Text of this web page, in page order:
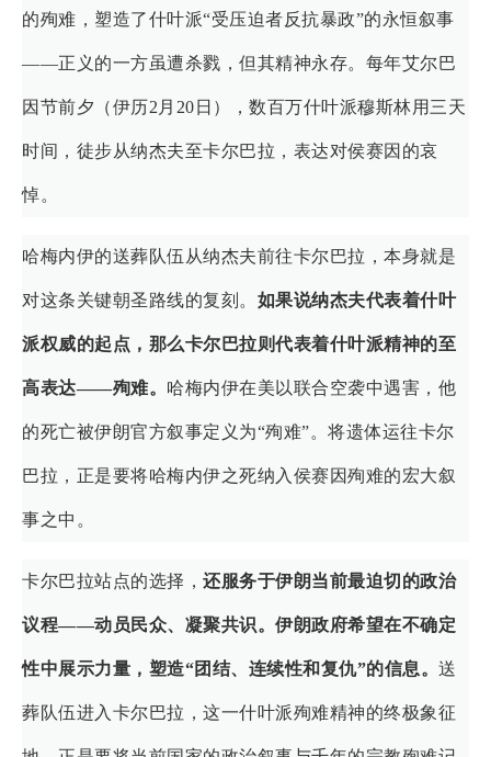
的殉难，塑造了什叶派“受压迫者反抗暴政”的永恒叙事
——正义的一方虽遭杀戮，但其精神永存。每年艾尔巴
因节前夕（伊历2月20日），数百万什叶派穆斯林用三天
时间，徒步从纳杰夫至卡尔巴拉，表达对侯赛因的哀
悼。
哈梅内伊的送葬队伍从纳杰夫前往卡尔巴拉，本身就是
对这条关键朝圣路线的复刻。 如果说纳杰夫代表着什叶
派权威的起点，那么卡尔巴拉则代表着什叶派精神的至
高表达——殉难。 哈梅内伊在美以联合空袭中遇害，他
的死亡被伊朗官方叙事定义为“殉难”。将遗体运往卡尔
巴拉，正是要将哈梅内伊之死纳入侯赛因殉难的宏大叙
事之中。
卡尔巴拉站点的选择， 还服务于伊朗当前最迫切的政治
议程——动员民众、凝聚共识。伊朗政府希望在不确定
性中展示力量，塑造“团结、连续性和复仇”的信息。 送
葬队伍进入卡尔巴拉，这一什叶派殉难精神的终极象征